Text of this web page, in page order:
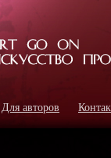
Для авторов